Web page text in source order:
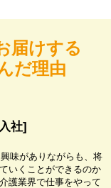
届けする
だ理由
社]
味がありながらも、将
いくことができるのか
護業界で仕事をやって